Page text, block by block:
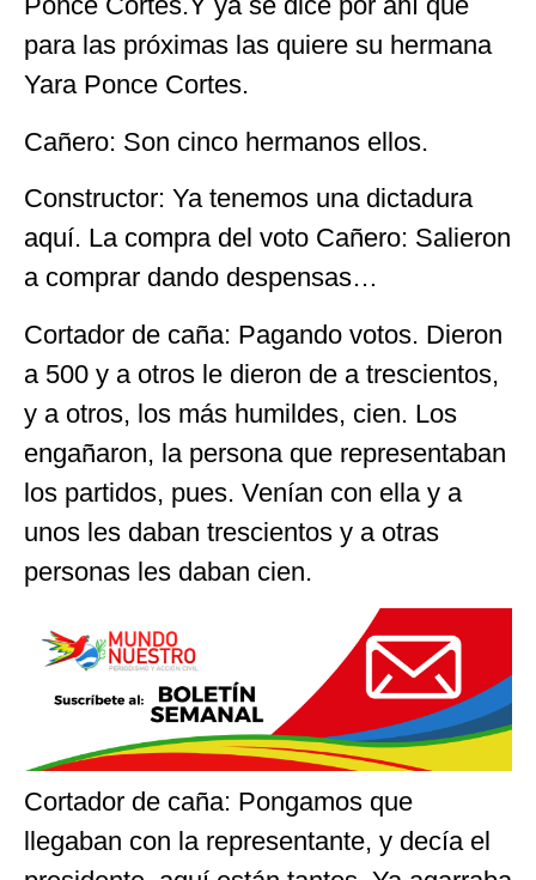
para las próximas las quiere su hermana
Yara Ponce Cortes.
Cañero: Son cinco hermanos ellos.
Constructor: Ya tenemos una dictadura
aquí. La compra del voto Cañero: Salieron
a comprar dando despensas…
Cortador de caña: Pagando votos. Dieron
a 500 y a otros le dieron de a trescientos,
y a otros, los más humildes, cien. Los
engañaron, la persona que representaban
los partidos, pues. Venían con ella y a
unos les daban trescientos y a otras
personas les daban cien.
Cortador de caña: Pongamos que
llegaban con la representante, y decía el